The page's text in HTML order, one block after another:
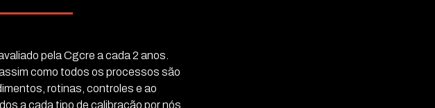
pela Cgcre a cada 2 anos.
como todos os processos são
rotinas, controles e ao
a cada tipo de calibração por nós